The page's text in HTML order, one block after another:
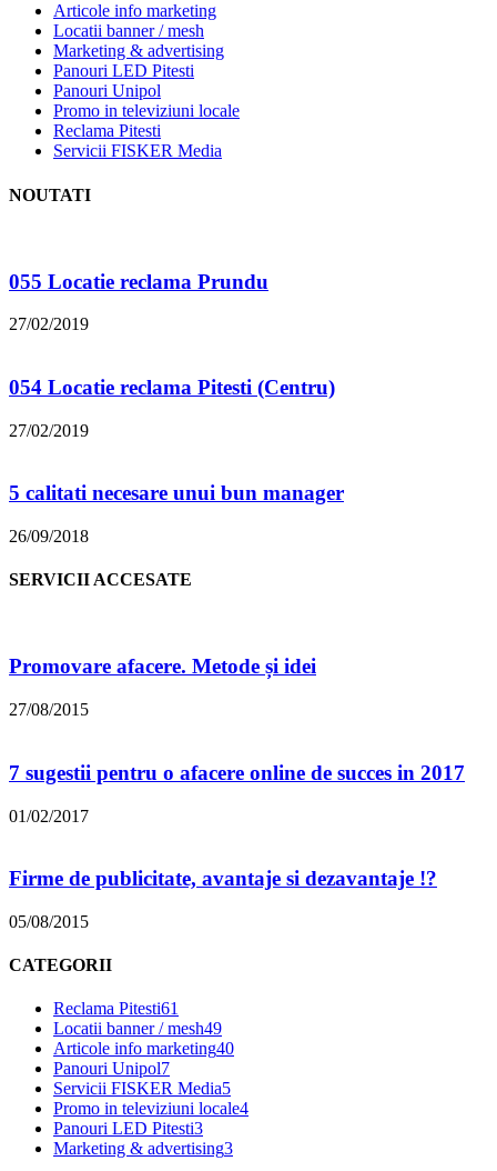
Articole info marketing
Locatii banner / mesh
Marketing & advertising
Panouri LED Pitesti
Panouri Unipol
Promo in televiziuni locale
Reclama Pitesti
Servicii FISKER Media
NOUTATI
055 Locatie reclama Prundu
27/02/2019
054 Locatie reclama Pitesti (Centru)
27/02/2019
5 calitati necesare unui bun manager
26/09/2018
SERVICII ACCESATE
Promovare afacere. Metode și idei
27/08/2015
7 sugestii pentru o afacere online de succes in 2017
01/02/2017
Firme de publicitate, avantaje si dezavantaje !?
05/08/2015
CATEGORII
Reclama Pitesti61
Locatii banner / mesh49
Articole info marketing40
Panouri Unipol7
Servicii FISKER Media5
Promo in televiziuni locale4
Panouri LED Pitesti3
Marketing & advertising3